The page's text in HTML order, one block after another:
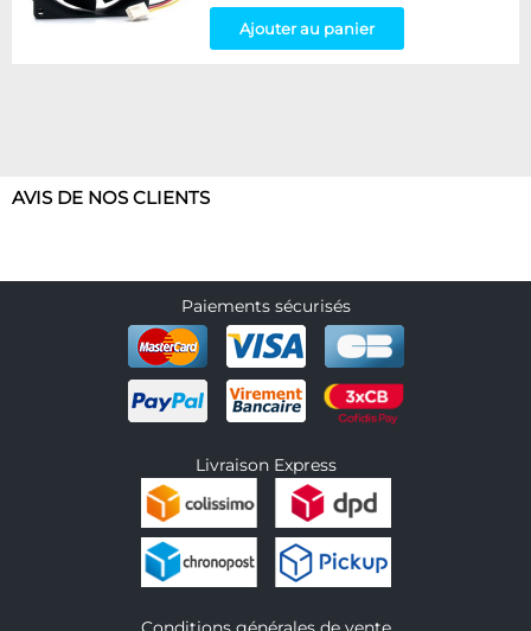
Ajouter au panier
AVIS DE NOS CLIENTS
Paiements sécurisés
Livraison Express